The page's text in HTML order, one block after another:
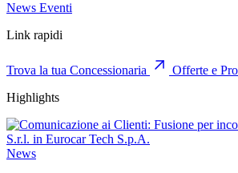
News Eventi
Link rapidi
Trova la tua Concessionaria
Offerte e
Highlights
News